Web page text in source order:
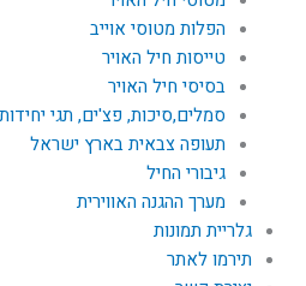
הפלות מטוסי אוייב
טייסות חיל האויר
בסיסי חיל האויר
סמלים,סיכות, פצ'ים, תגי
תעופה צבאית בארץ ישראל
גיבורי החיל
מערך ההגנה האווירית
גלריית תמונות
תירמו לאתר